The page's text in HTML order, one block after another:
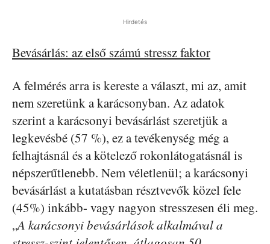
Hirdetés
Bevásárlás: az első számú stressz faktor
A felmérés arra is kereste a választ, mi az, amit
nem szeretünk a karácsonyban. Az adatok
szerint a karácsonyi bevásárlást szeretjük a
legkevésbé (57 %), ez a tevékenység még a
felhajtásnál és a kötelező rokonlátogatásnál is
népszerűtlenebb. Nem véletlenül; a karácsonyi
bevásárlást a kutatásban résztvevők közel fele
(45%) inkább- vagy nagyon stresszesen éli meg.
„A karácsonyi bevásárlások alkalmával a